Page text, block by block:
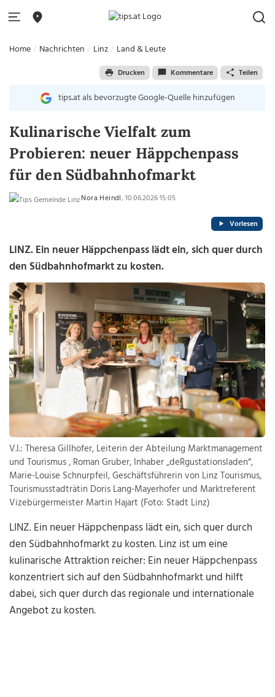
Home Nachrichten Linz Land & Leute
Drucken Kommentare Teilen
tips.at als bevorzugte Google-Quelle hinzufügen
Kulinarische Vielfalt zum
Probieren: neuer Häppchenpass
für den Südbahnhofmarkt
Nora Heindl, 10.06.2026 15:05
Vorlesen
LINZ. Ein neuer Häppchenpass lädt ein, sich quer durch
den Südbahnhofmarkt zu kosten.
V.l.: Theresa Gillhofer, Leiterin der Abteilung Marktmanagement
und Tourismus , Roman Gruber, Inhaber „deRgustationsladen“,
Marie-Louise Schnurpfeil, Geschäftsführerin von Linz Tourismus,
Tourismusstadträtin Doris Lang-Mayerhofer und Marktreferent
Vizebürgermeister Martin Hajart (Foto: Stadt Linz)
LINZ. Ein neuer Häppchenpass lädt ein, sich quer durch
den Südbahnhofmarkt zu kosten. Linz ist um eine
kulinarische Attraktion reicher: Ein neuer Häppchenpass
konzentriert sich auf den Südbahnhofmarkt und hilft
dabei, sich quer durch das regionale und internationale
Angebot zu kosten.